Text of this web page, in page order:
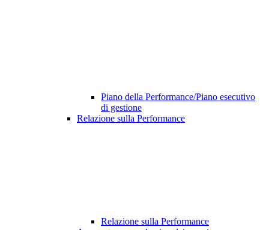
Piano della Performance/Piano esecutivo
di gestione
Relazione sulla Performance
Relazione sulla Performance